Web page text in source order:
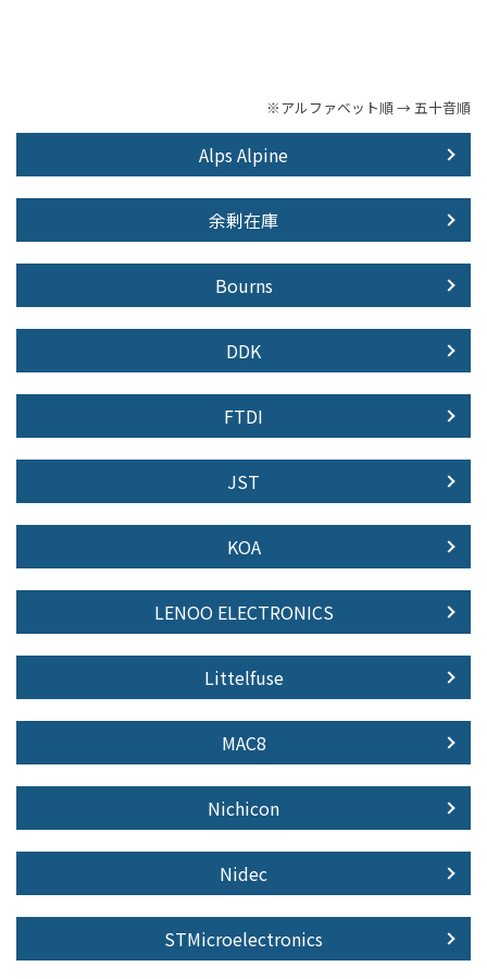
※アルファベット順 → 五十音順
Alps Alpine
余剰在庫
Bourns
DDK
FTDI
JST
KOA
LENOO ELECTRONICS
Littelfuse
MAC8
Nichicon
Nidec
STMicroelectronics